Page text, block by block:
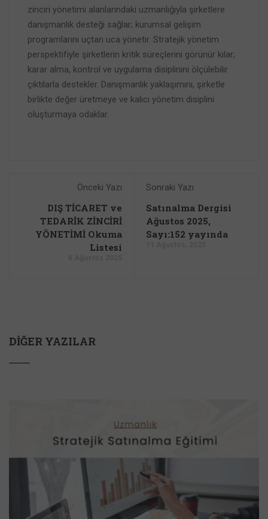
zinciri yönetimi alanlarındaki uzmanlığıyla şirketlere
danışmanlık desteği sağlar; kurumsal gelişim
programlarını uçtan uca yönetir. Stratejik yönetim
perspektifiyle şirketlerin kritik süreçlerini görünür kılar;
karar alma, kontrol ve uygulama disiplinini ölçülebilir
çıktılarla destekler. Danışmanlık yaklaşımını, şirketle
birlikte değer üretmeye ve kalıcı yönetim disiplini
oluşturmaya odaklar.
Önceki Yazı
DIŞ TİCARET ve
TEDARİK ZİNCİRİ
YÖNETİMİ Okuma
Listesi
Sonraki Yazı
Satınalma Dergisi
Ağustos 2025,
Sayı:152 yayında
DIĞER YAZILAR